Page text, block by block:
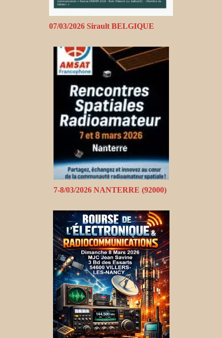
07/03/2026 Sirault BELGIQUE
7-8/03/2026 NANTERRE (92000)